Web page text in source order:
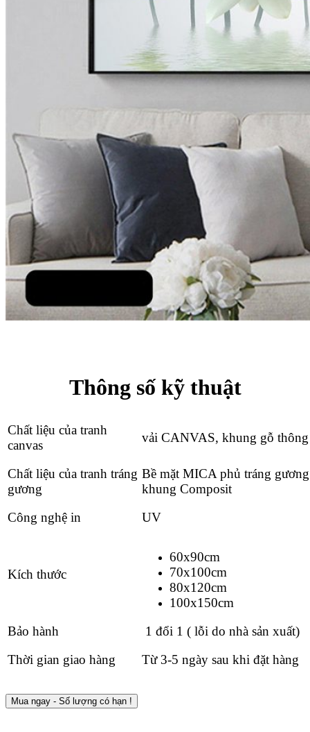
Thông số kỹ thuật
Chất liệu của tranh
canvas
vải CANVAS, khung gỗ thông
Chất liệu của tranh tráng
gương
Bề mặt MICA phủ tráng
khung Composit
Công nghệ in
UV
Kích thước
60x90cm
70x100cm
80x120cm
100x150cm
Bảo hành
1 đổi 1 ( lỗi do nhà sản xuất)
Thời gian giao hàng
Từ 3-5 ngày sau khi đặt hàng
Mua ngay - Số lượng có hạn !